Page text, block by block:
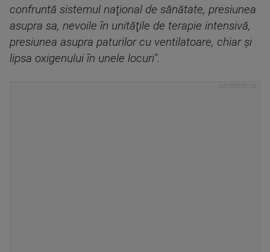
confruntă sistemul naţional de sănătate, presiunea
asupra sa, nevoile în unităţile de terapie intensivă,
presiunea asupra paturilor cu ventilatoare, chiar şi
lipsa oxigenului în unele locuri''.